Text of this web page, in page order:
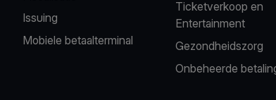
Issuing
Mobiele betaalterminal
Ticketverkoop en
Entertainment
Gezondheidszorg
Onbeheerde